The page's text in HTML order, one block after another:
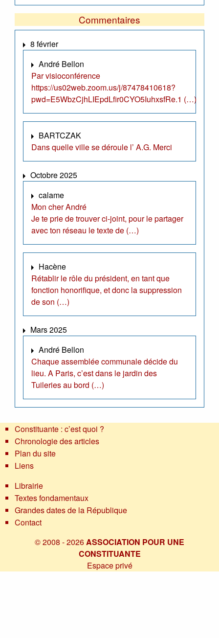
Commentaires
8 février
André Bellon
Par visioconférence
https://us02web.zoom.us/j/87478410618?
pwd=E5WbzCjhLIEpdLfir0CYO5IuhxsfRe.1 (…)
BARTCZAK
Dans quelle ville se déroule l’ A.G. Merci
Octobre 2025
calame
Mon cher André
Je te prie de trouver ci-joint, pour le partager
avec ton réseau le texte de (…)
Hacène
Rétablir le rôle du président, en tant que
fonction honorifique, et donc la suppression
de son (…)
Mars 2025
André Bellon
Chaque assemblée communale décide du
lieu. A Paris, c’est dans le jardin des
Tuileries au bord (…)
Constituante : c’est quoi ?
Chronologie des articles
Plan du site
Liens
Librairie
Textes fondamentaux
Grandes dates de la République
Contact
© 2008 - 2026ASSOCIATION POUR UNE
CONSTITUANTE
Espace privé